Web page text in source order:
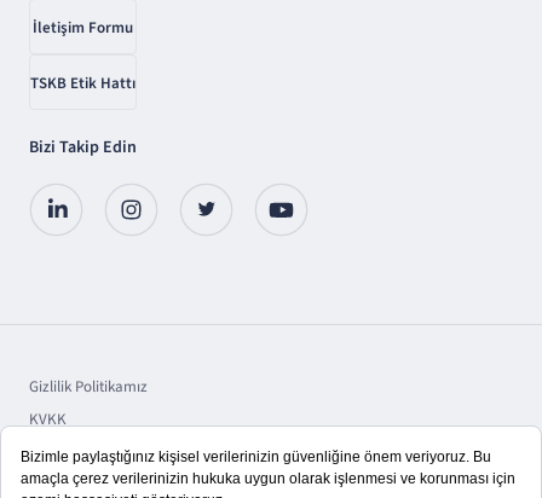
İletişim Formu
TSKB Etik Hattı
Bizi Takip Edin
Gizlilik Politikamız
KVKK
Sorumluluk
Bilgi Toplumu Hizmetleri